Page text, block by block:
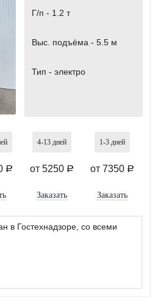
Г/п - 1.2 т
Выс. подъёма - 5.5 м
Тип - электро
a
4-13 дней
от 5250 a
Заказать
1-3 дней
от 7350 a
Заказать
в Гостехнадзоре, со всеми